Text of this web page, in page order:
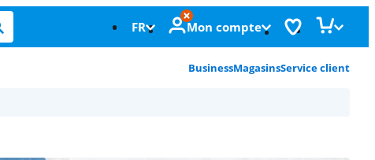
FR Mon compte
BusinessMagasinsService client